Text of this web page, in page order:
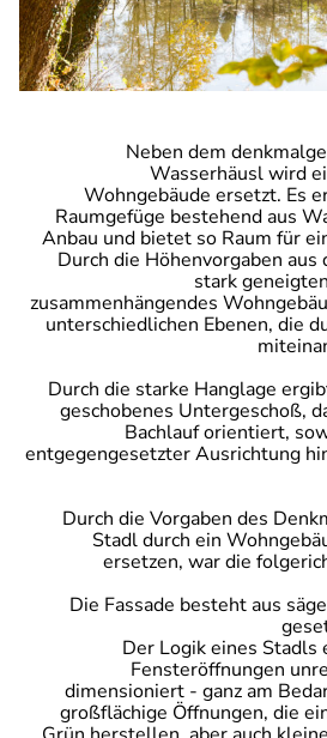
Neben dem
Wasserhäusl wird
Wohngebäude ersetzt. Es
Raumgefüge bestehend aus
Anbau und bietet so Raum für
Durch die Höhenvorgaben
stark
zusammenhängendes
unterschiedlichen Ebenen, die
Durch die starke Hanglage
geschobenes Untergeschoß,
Bachlauf orientiert,
entgegengesetzter Ausrichtung
Durch die Vorgaben des
Stadl durch ein
ersetzen, war die
Die Fassade besteht aus
Der Logik eines Stadls
Fensteröffnungen
dimensioniert - ganz am
großflächige Öffnungen, die